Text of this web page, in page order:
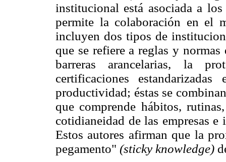
institucional está asociada a
permite la colaboración en el
incluyen dos tipos de
que se refiere a reglas y
barreras arancelarias, la
certificaciones
productividad; éstas se
que comprende hábitos,
cotidianeidad de las empresas
Estos autores afirman que la
pegamento" (sticky knowledge)